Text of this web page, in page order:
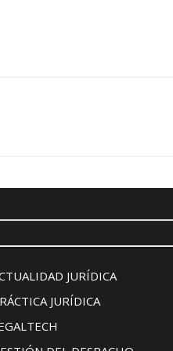
JURÍDICA
JURÍDICA